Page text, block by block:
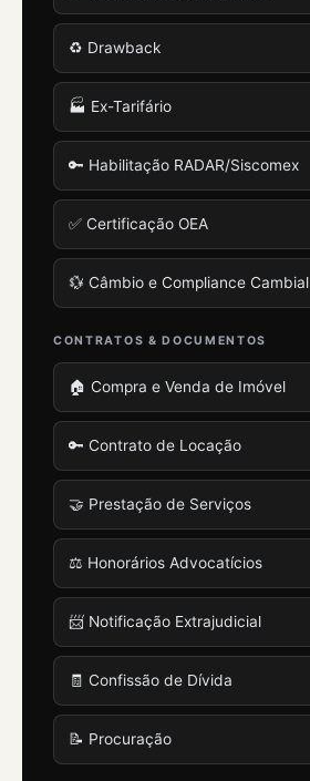
♻️ Drawback
🏭 Ex-Tarifário
🔑 Habilitação RADAR/Siscomex
✅ Certificação OEA
💱 Câmbio e Compliance Cambial
CONTRATOS & DOCUMENTOS
🏠 Compra e Venda de Imóvel
🔑 Contrato de Locação
🤝 Prestação de Serviços
⚖️ Honorários Advocatícios
📨 Notificação Extrajudicial
🧾 Confissão de Dívida
📝 Procuração